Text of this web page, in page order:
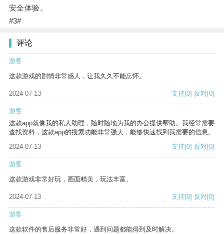
安全体验。
#3#
评论
游客
这款游戏的剧情非常感人，让我久久不能忘怀。
2024-07-13 支持[0] 反对[0]
游客
这款app就像我的私人助理，随时随地为我的办公提供帮助。我经常需要
查找资料，这款app的搜索功能非常强大，能够快速找到我需要的信息。
2024-07-13
支持[0] 反对[0]
游客
这款游戏非常好玩，画面精美，玩法丰富。
2024-07-13 支持[0] 反对[0]
游客
这款软件的售后服务非常好，遇到问题都能得到及时解决。